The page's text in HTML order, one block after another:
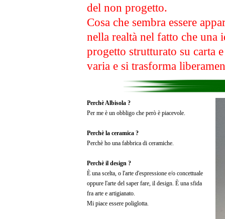
del non progetto.
Cosa che sembra essere
nella realtà nel fatto che una
progetto strutturato su carta
varia e si trasforma
Perchè Albisola ?
Per me è un obbligo che però è piacevole.
Perchè la ceramica ?
Perchè ho una fabbrica di ceramiche.
Perchè il design ?
È una scelta, o l'arte d'espressione e/o concettuale
oppure l'arte del saper fare, il design. È una sfida
fra arte e artigianato.
Mi piace essere poliglotta.